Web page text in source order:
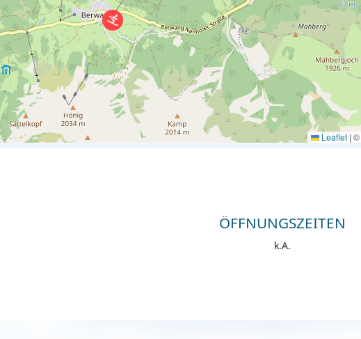
Leaflet | ©
ÖFFNUNGSZEITEN
k.A.